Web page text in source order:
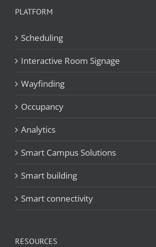
PLATFORM
Scheduling
Interactive Room Signage
Wayfinding
Occupancy
Analytics
Smart Campus Solutions
Smart building
Smart connectivity
RESOURCES